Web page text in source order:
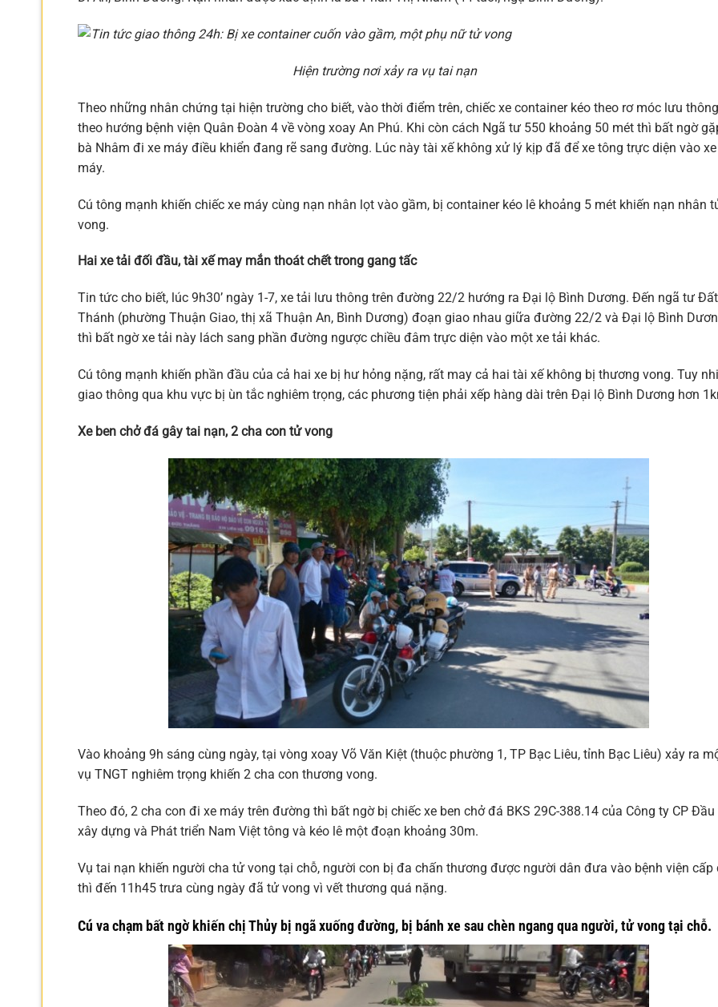
Hiện trường nơi xảy ra vụ tai nạn
Theo những nhân chứng tại hiện trường cho biết, vào thời điểm trên, chiếc xe container kéo theo rơ móc lưu thông
theo hướng bệnh viện Quân Đoàn 4 về vòng xoay An Phú. Khi còn cách Ngã tư 550 khoảng 50 mét thì bất ngờ
bà Nhâm đi xe máy điều khiển đang rẽ sang đường. Lúc này tài xế không xử lý kịp đã để xe tông trực diện vào xe
máy.
Cú tông mạnh khiến chiếc xe máy cùng nạn nhân lọt vào gầm, bị container kéo lê khoảng 5 mét khiến nạn nhân
vong.
Hai xe tải đối đầu, tài xế may mắn thoát chết trong gang tấc
Tin tức cho biết, lúc 9h30’ ngày 1-7, xe tải lưu thông trên đường 22/2 hướng ra Đại lộ Bình Dương. Đến ngã tư Đất
Thánh (phường Thuận Giao, thị xã Thuận An, Bình Dương) đoạn giao nhau giữa đường 22/2 và Đại lộ Bình
thì bất ngờ xe tải này lách sang phần đường ngược chiều đâm trực diện vào một xe tải khác.
Cú tông mạnh khiến phần đầu của cả hai xe bị hư hỏng nặng, rất may cả hai tài xế không bị thương vong. Tuy
giao thông qua khu vực bị ùn tắc nghiêm trọng, các phương tiện phải xếp hàng dài trên Đại lộ Bình Dương hơn
Xe ben chở đá gây tai nạn, 2 cha con tử vong
Vào khoảng 9h sáng cùng ngày, tại vòng xoay Võ Văn Kiệt (thuộc phường 1, TP Bạc Liêu, tỉnh Bạc Liêu) xảy ra
vụ TNGT nghiêm trọng khiến 2 cha con thương vong.
Theo đó, 2 cha con đi xe máy trên đường thì bất ngờ bị chiếc xe ben chở đá BKS 29C-388.14 của Công ty CP
xây dựng và Phát triển Nam Việt tông và kéo lê một đoạn khoảng 30m.
Vụ tai nạn khiến người cha tử vong tại chỗ, người con bị đa chấn thương được người dân đưa vào bệnh viện cấp
thì đến 11h45 trưa cùng ngày đã tử vong vì vết thương quá nặng.
Cú va chạm bất ngờ khiến chị Thủy bị ngã xuống đường, bị bánh xe sau chèn ngang qua người, tử vong tại chỗ.